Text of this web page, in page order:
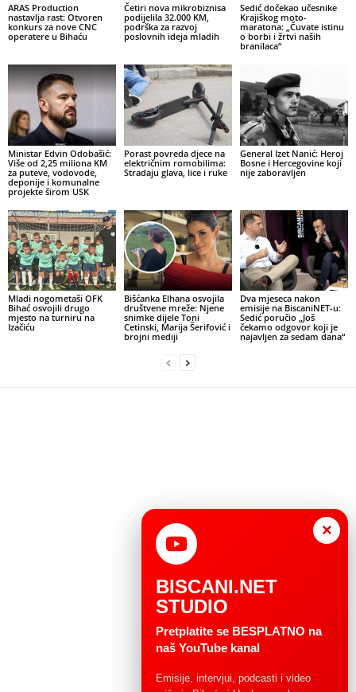
ARAS Production
nastavlja rast: Otvoren
konkurs za nove CNC
operatere u Bihaću
Četiri nova mikrobiznisa
podijelila 32.000 KM,
podrška za razvoj
poslovnih ideja mladih
Sedić dočekao učesnike
Krajiškog moto-
maratona: „Čuvate istinu
o borbi i žrtvi naših
branilaca“
Ministar Edvin Odobašić:
Više od 2,25 miliona KM
za puteve, vodovode,
deponije i komunalne
projekte širom USK
Porast povreda djece na
električnim romobilima:
Stradaju glava, lice i ruke
General Izet Nanić: Heroj
Bosne i Hercegovine koji
nije zaboravljen
Mladi nogometaši OFK
Bihać osvojili drugo
mjesto na turniru na
Izačiću
Bišćanka Elhana osvojila
društvene mreže: Njene
snimke dijele Toni
Cetinski, Marija Šerifović i
brojni mediji
Dva mjeseca nakon
emisije na BiscaniNET-u:
Sedić poručio „Još
čekamo odgovor koji je
najavljen za sedam dana“
×
BISCANI.NET
STUDIO
Pretplatite se BESPLATNO na
naš YouTube kanal
Emisije, intervjui, podcasti i video